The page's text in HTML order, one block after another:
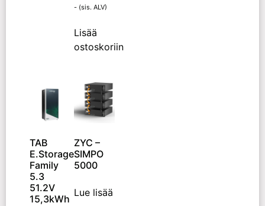
- (sis. ALV)
Lisää
ostoskoriin
TAB
E.Storage
Family
5.3
51.2V
15,3kWh
ZYC –
SIMPO
5000
Lue lisää